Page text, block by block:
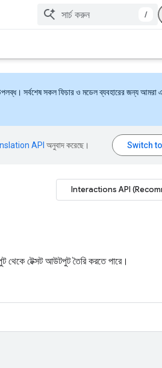
/
সর্বশেষ সকল ফিচার ও মডেল ব্যবহারের জন্য আমরা
API অনুবাদ করেছে।
Interactions API
থেকে টেক্সট আউটপুট তৈরি করতে পারে।